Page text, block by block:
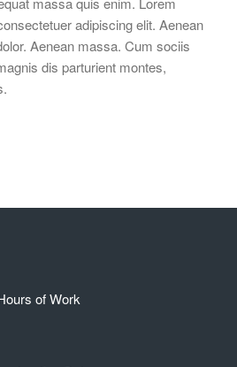
adipiscing elit. Aenean
Aenean massa. Cum sociis
dis parturient montes,
of Work